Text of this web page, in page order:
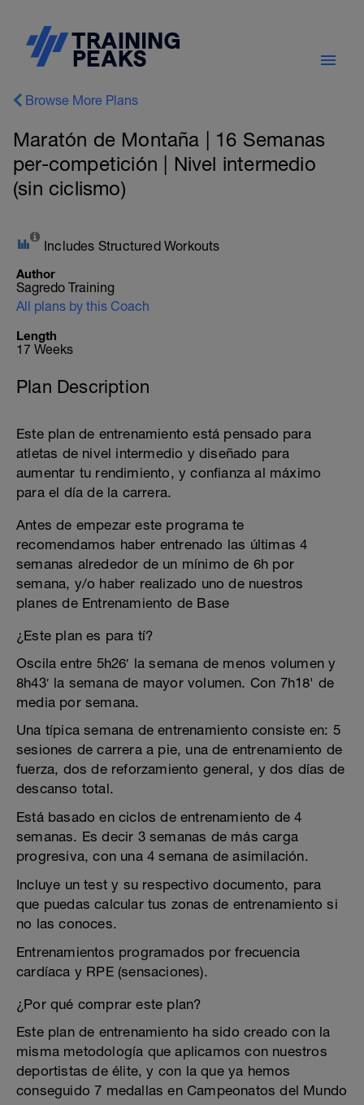
Browse More Plans
Maratón de Montaña | 16 Semanas
per-competición | Nivel intermedio
(sin ciclismo)
Includes Structured Workouts
Author
Sagredo Training
All plans by this Coach
Length
17 Weeks
Plan Description
Este plan de entrenamiento está pensado para
atletas de nivel intermedio y diseñado para
aumentar tu rendimiento, y confianza al máximo
para el día de la carrera.
Antes de empezar este programa te
recomendamos haber entrenado las últimas 4
semanas alrededor de un mínimo de 6h por
semana, y/o haber realizado uno de nuestros
planes de Entrenamiento de Base
¿Este plan es para tí?
Oscila entre 5h26′ la semana de menos volumen y
8h43′ la semana de mayor volumen. Con 7h18' de
media por semana.
Una típica semana de entrenamiento consiste en: 5
sesiones de carrera a pie, una de entrenamiento de
fuerza, dos de reforzamiento general, y dos días de
descanso total.
Está basado en ciclos de entrenamiento de 4
semanas. Es decir 3 semanas de más carga
progresiva, con una 4 semana de asimilación.
Incluye un test y su respectivo documento, para
que puedas calcular tus zonas de entrenamiento si
no las conoces.
Entrenamientos programados por frecuencia
cardíaca y RPE (sensaciones).
¿Por qué comprar este plan?
Este plan de entrenamiento ha sido creado con la
misma metodología que aplicamos con nuestros
deportistas de élite, y con la que ya hemos
conseguido 7 medallas en Campeonatos del Mundo